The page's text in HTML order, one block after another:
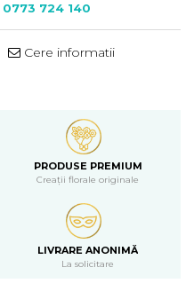
0773 724 140
Cere informatii
PRODUSE PREMIUM
Creații florale originale
LIVRARE ANONIMĂ
La solicitare